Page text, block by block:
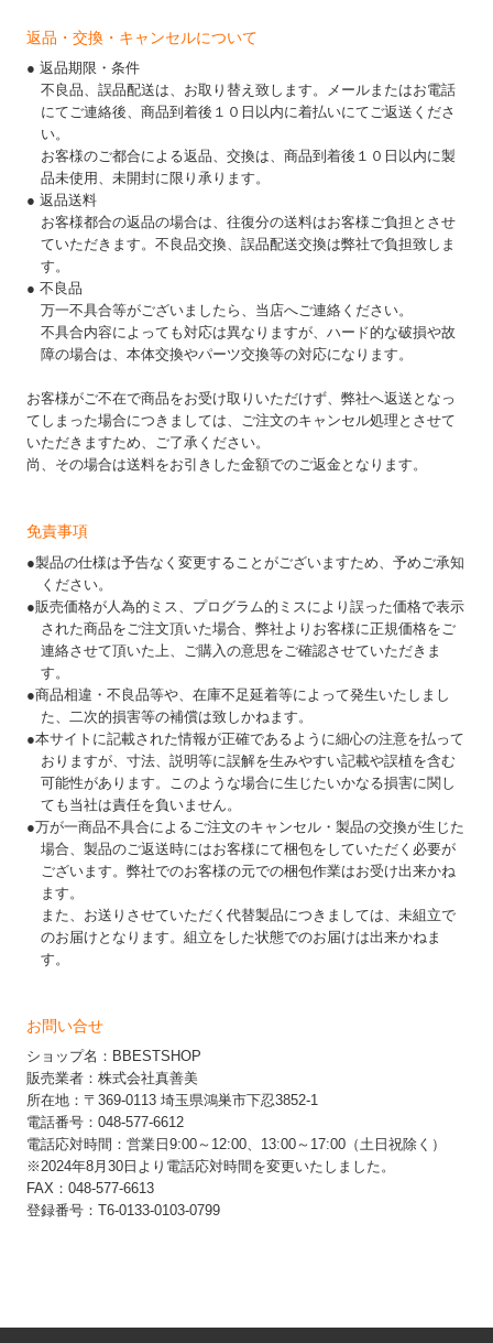
返品・交換・キャンセルについて
● 返品期限・条件
不良品、誤品配送は、お取り替え致します。メールまたはお電話
にてご連絡後、商品到着後１０日以内に着払いにてご返送くださ
い。
お客様のご都合による返品、交換は、商品到着後１０日以内に製
品未使用、未開封に限り承ります。
● 返品送料
お客様都合の返品の場合は、往復分の送料はお客様ご負担とさせ
ていただきます。不良品交換、誤品配送交換は弊社で負担致しま
す。
● 不良品
万一不具合等がございましたら、当店へご連絡ください。
不具合内容によっても対応は異なりますが、ハード的な破損や故
障の場合は、本体交換やパーツ交換等の対応になります。
お客様がご不在で商品をお受け取りいただけず、弊社へ返送となっ
てしまった場合につきましては、ご注文のキャンセル処理とさせて
いただきますため、ご了承ください。
尚、その場合は送料をお引きした金額でのご返金となります。
免責事項
●製品の仕様は予告なく変更することがございますため、予めご承知
ください。
●販売価格が人為的ミス、プログラム的ミスにより誤った価格で表示
された商品をご注文頂いた場合、弊社よりお客様に正規価格をご
連絡させて頂いた上、ご購入の意思をご確認させていただきま
す。
●商品相違・不良品等や、在庫不足延着等によって発生いたしまし
た、二次的損害等の補償は致しかねます。
●本サイトに記載された情報が正確であるように細心の注意を払って
おりますが、寸法、説明等に誤解を生みやすい記載や誤植を含む
可能性があります。このような場合に生じたいかなる損害に関し
ても当社は責任を負いません。
●万が一商品不具合によるご注文のキャンセル・製品の交換が生じた
場合、製品のご返送時にはお客様にて梱包をしていただく必要が
ございます。弊社でのお客様の元での梱包作業はお受け出来かね
ます。
また、お送りさせていただく代替製品につきましては、未組立で
のお届けとなります。組立をした状態でのお届けは出来かねま
す。
お問い合せ
ショップ名：BBESTSHOP
販売業者：株式会社真善美
所在地：〒369-0113 埼玉県鴻巣市下忍3852-1
電話番号：048-577-6612
電話応対時間：営業日9:00～12:00、13:00～17:00（土日祝除く）
※2024年8月30日より電話応対時間を変更いたしました。
FAX：048-577-6613
登録番号：T6-0133-0103-0799